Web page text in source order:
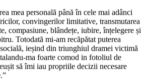
mea personală până în cele mai adânci
convingerilor limitative, transmutarea
compasiune, blândețe, iubire, înțelegere și
Totodată mi-am recăpătat puterea
ieșind din triunghiul dramei victimă
ma foarte comod in fotoliul de
să îmi iau propriile decizii necesare